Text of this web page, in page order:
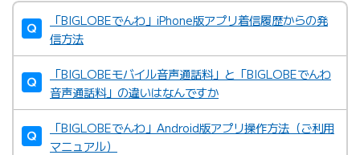
「BIGLOBEでんわ」iPhone版アプリ着信履歴からの発
信方法
「BIGLOBEモバイル音声通話料」と「BIGLOBEでんわ
音声通話料」の違いはなんですか
「BIGLOBEでんわ」Android版アプリ操作方法（ご利用
マニュアル）